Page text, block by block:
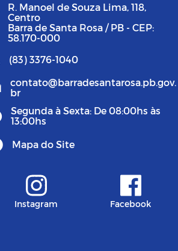
R. Manoel de Souza Lima, 118,
Centro
Barra de Santa Rosa / PB - CEP:
58.170-000
(83) 3376-1040
contato@barradesantarosa.pb.gov.
br
Segunda à Sexta: De 08:00hs às
13:00hs
Mapa do Site
Instagram Facebook